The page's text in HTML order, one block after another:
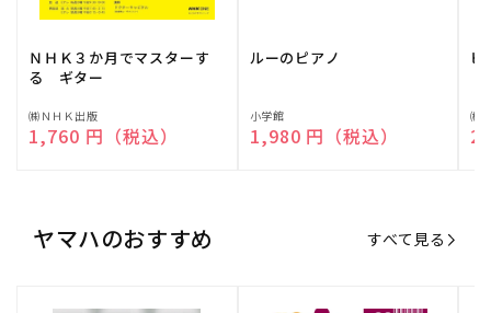
ＮＨＫ３か月でマスターす
る ギター
販
売
㈱ＮＨＫ出版
通常価格
1,760 円（税込）
ルーのピアノ
販
売
小学館
通常価格
1,980 円（税込）
ピ
販
売
㈱
ヤマハのおすすめ すべて見る